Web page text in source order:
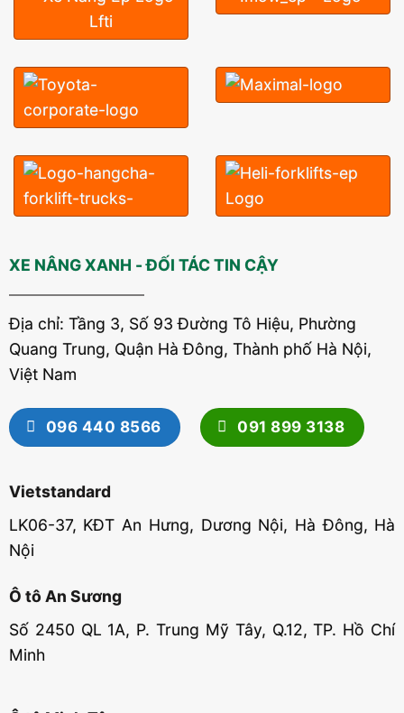
XE NÂNG XANH - ĐỐI TÁC TIN CẬY
Địa chỉ: Tầng 3, Số 93 Đường Tô Hiệu, Phường
Quang Trung, Quận Hà Đông, Thành phố Hà Nội,
Việt Nam
096 440 8566 091 899 3138
Vietstandard
LK06-37, KĐT An Hưng, Dương Nội, Hà Đông, Hà
Nội
Ô tô An Sương
Số 2450 QL 1A, P. Trung Mỹ Tây, Q.12, TP. Hồ Chí
Minh